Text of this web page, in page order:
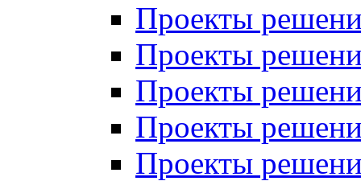
Проекты
Проекты
Проекты
Проекты
Проекты